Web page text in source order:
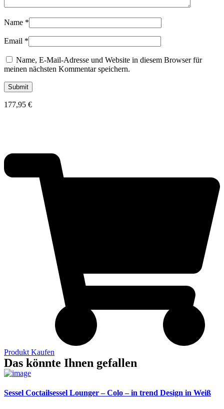
Name *
Email *
Name, E-Mail-Adresse und Website in diesem Browser für
meinen nächsten Kommentar speichern.
177,95 €
Produkt Kaufen
Das könnte Ihnen gefallen
Sessel Coctailsessel Lounger – Colo – in trend Design in Weiß